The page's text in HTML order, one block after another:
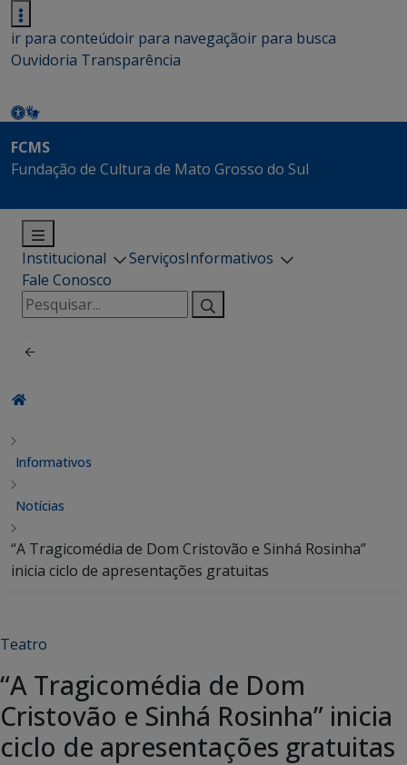
ir para conteúdoir para navegaçãoir para busca
Ouvidoria Transparência
FCMS
Fundação de Cultura de Mato Grosso do Sul
Institucional ServiçosInformativos
Fale Conosco
Pesquisar
por:
Informativos
Notícias
“A Tragicomédia de Dom Cristovão e Sinhá Rosinha”
inicia ciclo de apresentações gratuitas
Teatro
“A Tragicomédia de Dom
Cristovão e Sinhá Rosinha” inicia
ciclo de apresentações gratuitas